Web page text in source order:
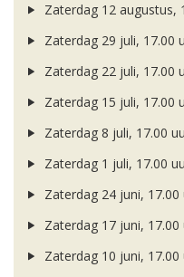
Zaterdag 12 augustus,
Zaterdag 29 juli, 17.00
Zaterdag 22 juli, 17.00
Zaterdag 15 juli, 17.00
Zaterdag 8 juli, 17.00
Zaterdag 1 juli, 17.00
Zaterdag 24 juni, 17.00
Zaterdag 17 juni, 17.00
Zaterdag 10 juni, 17.00